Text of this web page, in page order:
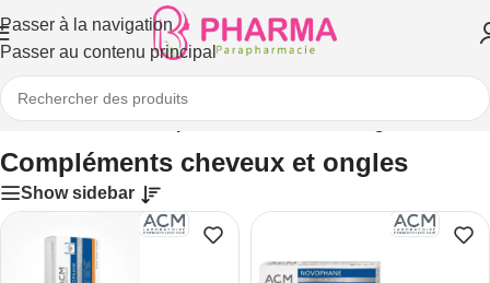
Passer à la navigation
Passer au contenu principal
Accueil/Cheveux/Compléments cheveux et ongles
Compléments cheveux et ongles
Show sidebar